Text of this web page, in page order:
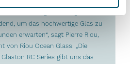
um das hochwertige Glas zu
erwarten“, sagt Pierre Riou,
von Riou Ocean Glass. „Die
RC Series gibt uns das